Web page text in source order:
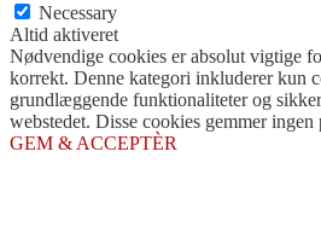
Necessary
Altid aktiveret
Nødvendige cookies er absolut vigtige
korrekt. Denne kategori inkluderer kun
grundlæggende funktionaliteter og
webstedet. Disse cookies gemmer
GEM & ACCEPTÈR